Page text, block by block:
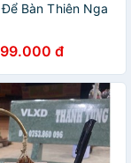
Bàn Thiên Nga
99.000 đ